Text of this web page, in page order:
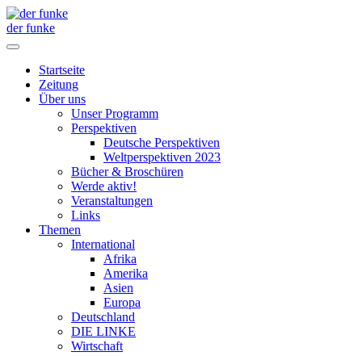
der funke
Startseite
Zeitung
Über uns
Unser Programm
Perspektiven
Deutsche Perspektiven
Weltperspektiven 2023
Bücher & Broschüren
Werde aktiv!
Veranstaltungen
Links
Themen
International
Afrika
Amerika
Asien
Europa
Deutschland
DIE LINKE
Wirtschaft